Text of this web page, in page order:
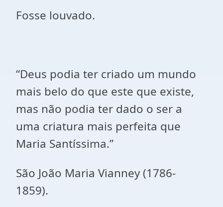
Fosse louvado.
“Deus podia ter criado um mundo
mais belo do que este que existe,
mas não podia ter dado o ser a
uma criatura mais perfeita que
Maria Santíssima.”
São João Maria Vianney (1786-
1859).